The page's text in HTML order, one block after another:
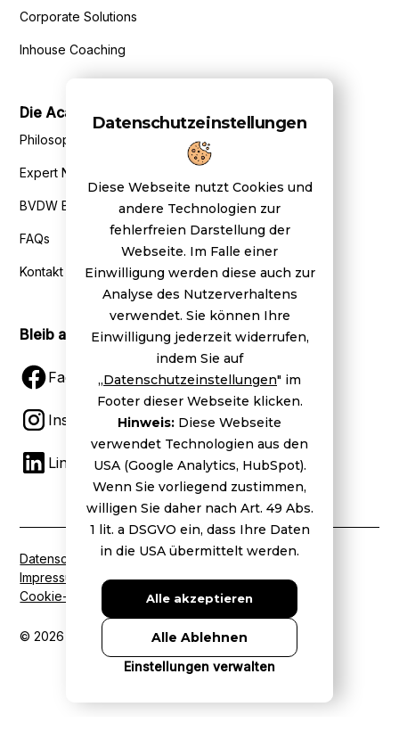
Corporate Solutions
Inhouse Coaching
Die Academy
Philosophie
Expert Network
BVDW Benefits
FAQs
Kontakt
Bleib auf dem Laufenden
Facebook
Instagram
LinkedIn
© 2026 BVDW. Alle Rechte vorbehalten.
Datenschutz
Impressum
Cookie-Einstellungen
Datenschutzeinstellungen
Diese Webseite nutzt Cookies und
andere Technologien zur
fehlerfreien Darstellung der
Webseite. Im Falle einer
Einwilligung werden diese auch zur
Analyse des Nutzerverhaltens
verwendet. Sie können Ihre
Einwilligung jederzeit widerrufen,
indem Sie auf
„Datenschutzeinstellungen" im
Footer dieser Webseite klicken.
Hinweis: Diese Webseite
verwendet Technologien aus den
USA (Google Analytics, HubSpot).
Wenn Sie vorliegend zustimmen,
willigen Sie daher nach Art. 49 Abs.
1 lit. a DSGVO ein, dass Ihre Daten
in die USA übermittelt werden.
Einstellungen verwalten
Alle akzeptieren
Alle Ablehnen